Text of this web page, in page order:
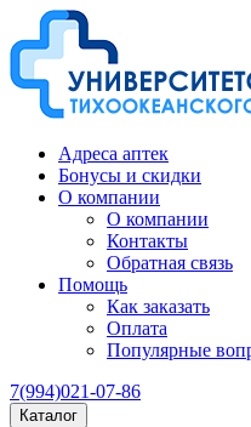
Адреса аптек
Бонусы и скидки
О компании
О компании
Контакты
Обратная связь
Помощь
Как заказать
Оплата
Популярные
7(994)021-07-86
Каталог